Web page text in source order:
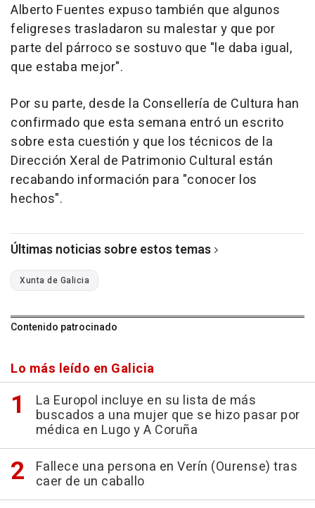
Alberto Fuentes expuso también que algunos
feligreses trasladaron su malestar y que por
parte del párroco se sostuvo que "le daba igual,
que estaba mejor".
Por su parte, desde la Consellería de Cultura han
confirmado que esta semana entró un escrito
sobre esta cuestión y que los técnicos de la
Dirección Xeral de Patrimonio Cultural están
recabando información para "conocer los
hechos".
Últimas noticias sobre estos temas
Xunta de Galicia
Contenido patrocinado
Lo más leído en Galicia
La Europol incluye en su lista de más
buscados a una mujer que se hizo pasar por
médica en Lugo y A Coruña
Fallece una persona en Verín (Ourense) tras
caer de un caballo